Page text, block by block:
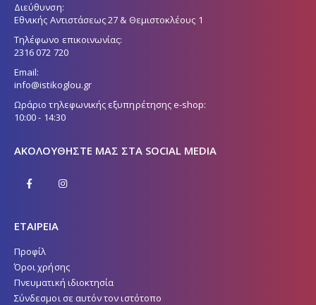
Διεύθυνση:
Εθνικής Αντιστάσεως 27 & Θεμιστοκλέους 1
Τηλέφωνο επικοινωνίας:
2316 072 720
Email:
info@istikoglou.gr
Ωράριο τηλεφωνικής εξυπηρέτησης e-shop:
10:00 - 14:30
ΑΚΟΛΟΥΘΉΣΤΕ ΜΑΣ ΣΤΑ SOCIAL MEDIA
ΕΤΑΙΡΕΙΑ
Προφίλ
Όροι χρήσης
Πνευματική ιδιοκτησία
Σύνδεσμοι σε αυτόν τον ιστότοπο